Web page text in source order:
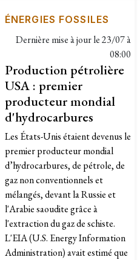
ÉNERGIES FOSSILES
Dernière mise à jour le23/07 à
08:00
Production pétrolière
USA : premier
producteur mondial
d'hydrocarbures
Les États-Unis étaient devenus le
premier producteur mondial
d’hydrocarbures, de pétrole, de
gaz non conventionnels et
mélangés, devant la Russie et
l'Arabie saoudite grâce à
l'extraction du gaz de schiste.
L'EIA (U.S. Energy Information
Administration) avait estimé que